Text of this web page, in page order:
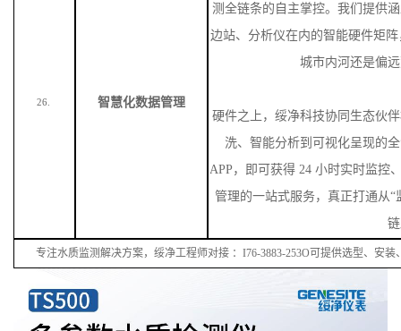
26. 智慧化数据管理
测全链条的自主掌控。我们提供
边站、分析仪在内的智能硬件矩
城市内河还是偏
硬件之上，绥净科技协同生态伙
洗、智能分析到可视化呈现的
APP，即可获得 24 小时实时监控
管理的一站式服务，真正打通从“
专注水质监测解决方案，绥净工程师对接 ：I76-3883-253O可提供选型、安装